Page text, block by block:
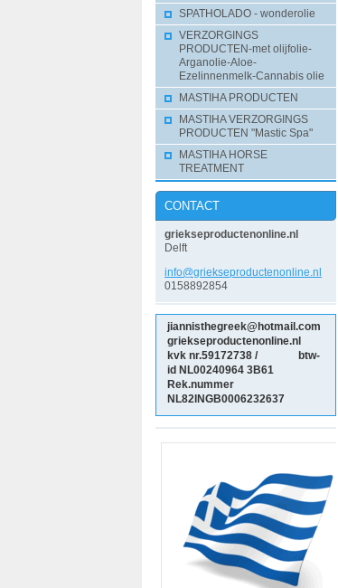
SPATHOLADO - wonderolie
VERZORGINGS
PRODUCTEN-met olijfolie-
Arganolie-Aloe-
Ezelinnenmelk-Cannabis olie
MASTIHA PRODUCTEN
MASTIHA VERZORGINGS
PRODUCTEN "Mastic Spa"
MASTIHA HORSE
TREATMENT
CONTACT
griekseproductenonline.nl
Delft
info@griekseproductenonl ine.nl
0158892854
jiannisthegreek@hotmail.com
griekseproductenonline.nl
kvk nr.59172738 / btw-
id NL002409643B61
Rek.nummer
NL82INGB0006232637